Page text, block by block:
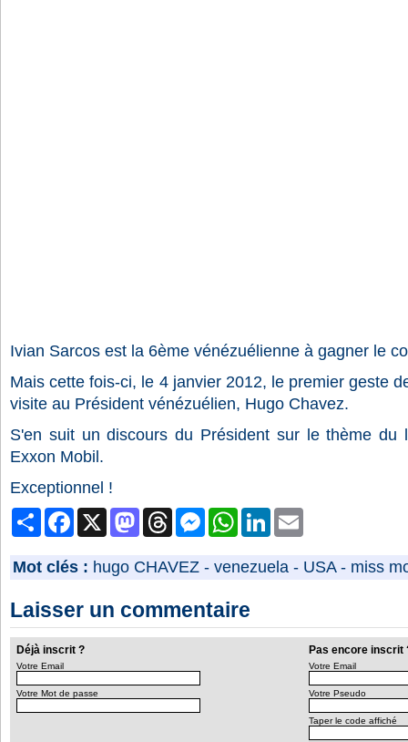
Ivian Sarcos est la 6ème vénézuélienne à gagner le
Mais cette fois-ci, le 4 janvier 2012, le premier geste
visite au Président vénézuélien, Hugo Chavez.
S'en suit un discours du Président sur le thème du
Exxon Mobil.
Exceptionnel !
PartagerFacebook MastodonThreads MessengerWhatsAppLinkedIn
Mot clés : hugo CHAVEZ - venezuela - USA- miss
Laisser un commentaire
Déjà inscrit ? Pas encore inscrit
Votre Email
Votre Mot de passe
Votre Email
Votre Pseudo
Taper le code affiché